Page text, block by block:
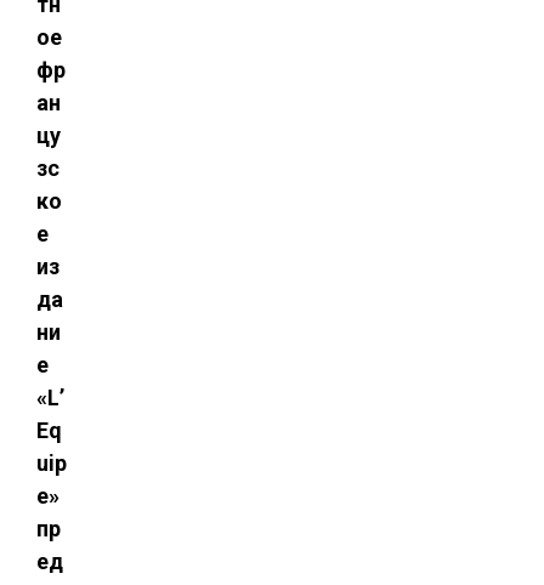
ое
фр
ан
цу
зс
ко
е
из
да
ни
е
«L’
Eq
uip
e»
пр
ед